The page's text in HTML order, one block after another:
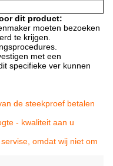
dit product:
moeten bezoeken
te krijgen.
met een
specifieke ver kunnen
de steekproef betalen
- kwaliteit aan u
omdat wij niet om